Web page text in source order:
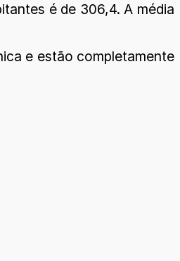
é de 306,4. A média
e estão completamente